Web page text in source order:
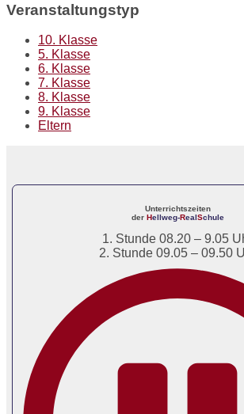
Veranstaltungstyp
10. Klasse
5. Klasse
6. Klasse
7. Klasse
8. Klasse
9. Klasse
Eltern
Unterrichtszeiten
der Hellweg-RealSchule
1. Stunde 08.20 – 9.05
2. Stunde 09.05 – 09.50